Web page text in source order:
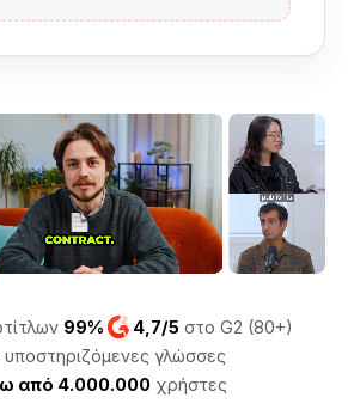
99% 4,7/5στο G2 (80+)
υποστηριζόμενες γλώσσες
από 4.000.000χρήστες